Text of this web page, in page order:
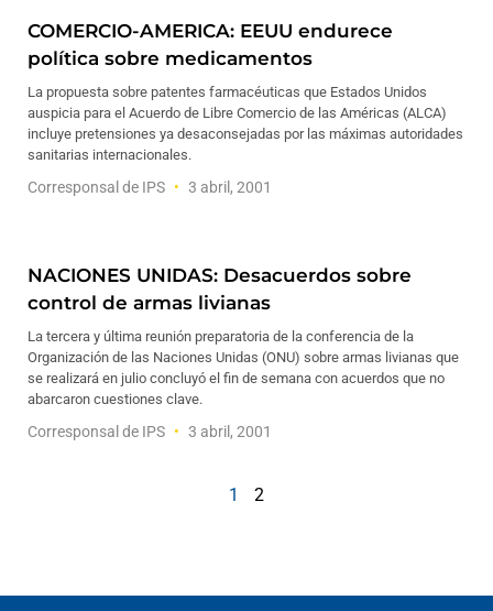
COMERCIO-AMERICA: EEUU endurece
política sobre medicamentos
La propuesta sobre patentes farmacéuticas que Estados Unidos
auspicia para el Acuerdo de Libre Comercio de las Américas (ALCA)
incluye pretensiones ya desaconsejadas por las máximas autoridades
sanitarias internacionales.
Corresponsal de IPS 3 abril, 2001
NACIONES UNIDAS: Desacuerdos sobre
control de armas livianas
La tercera y última reunión preparatoria de la conferencia de la
Organización de las Naciones Unidas (ONU) sobre armas livianas que
se realizará en julio concluyó el fin de semana con acuerdos que no
abarcaron cuestiones clave.
Corresponsal de IPS 3 abril, 2001
1 2